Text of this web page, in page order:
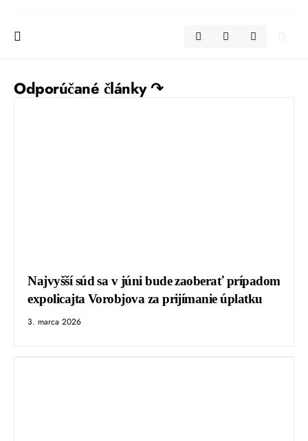
Odporúčané články ↷
Najvyšší súd sa v júni bude zaoberať prípadom
expolicajta Vorobjova za prijímanie úplatku
3. marca 2026